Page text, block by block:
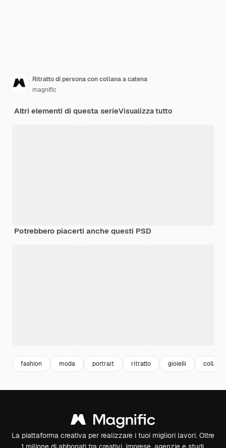
Ritratto di persona con collana a catena
magnific
Altri elementi di questa serieVisualizza tutto
Potrebbero piacerti anche questi PSD
fashion moda portrait ritratto gioielli collana
La piattaforma creativa per realizzare i tuoi migliori lavori. Oltre